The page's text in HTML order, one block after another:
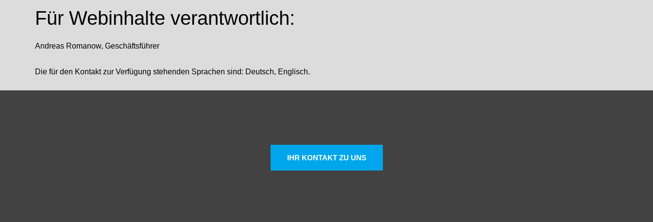
Für Webinhalte verantwortlich:
Andreas Romanow, Geschäftsführer
Die für den Kontakt zur Verfügung stehenden Sprachen sind: Deutsch, Englisch.
IHR KONTAKT ZU UNS